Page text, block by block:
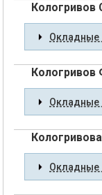
Кологривов
Окладные
Кологривов
Окладные
Окладные